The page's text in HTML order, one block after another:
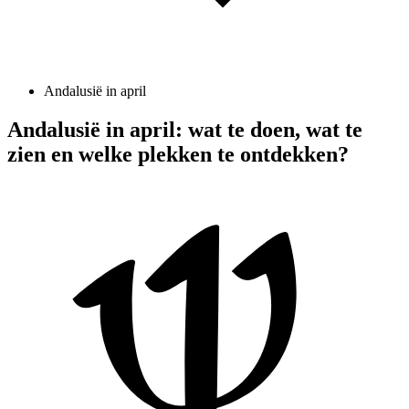
Andalusië in april
Andalusië in april: wat te doen, wat te
zien en welke plekken te ontdekken?